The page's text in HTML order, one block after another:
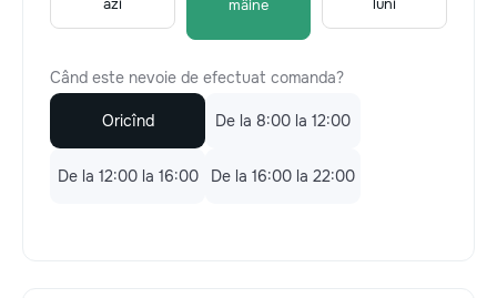
azi mâine luni
Când este nevoie de efectuat comanda?
Oricînd De la 8:00 la 12:00
De la 12:00 la 16:00 De la 16:00 la 22:00